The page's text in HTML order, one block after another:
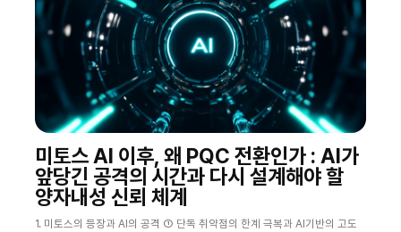
미토스 AI 이후, 왜 PQC 전환인가 : AI가
앞당긴 공격의 시간과 다시 설계해야 할
양자내성 신뢰 체계
1. 미토스의 등장과 AI의 공격 ① 단독 취약점의 한계 극복과 AI기반의 고도